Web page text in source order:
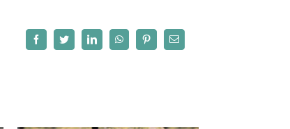
FacebookTwitterLinkedInWhatsAppPinterestCorreo
electrónico